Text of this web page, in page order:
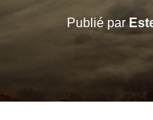
Publié par